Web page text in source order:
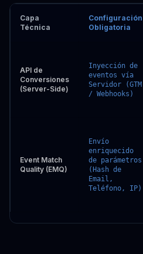
Capa
Técnica
Configuración
Obligatoria
API de
Conversiones
(Server-Side)
Inyección de
eventos vía
Servidor (GTM
/ Webhooks)
Event Match
Quality (EMQ)
Envío
enriquecido
de parámetros
(Hash de
Email,
Teléfono, IP)